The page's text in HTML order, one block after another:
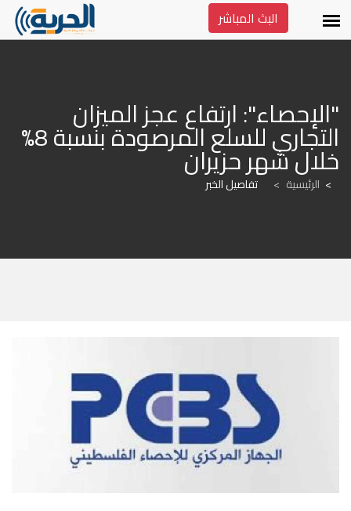
البث المباشر
خلال شهر حزيران
الرئيسية > تفاصيل الخبر